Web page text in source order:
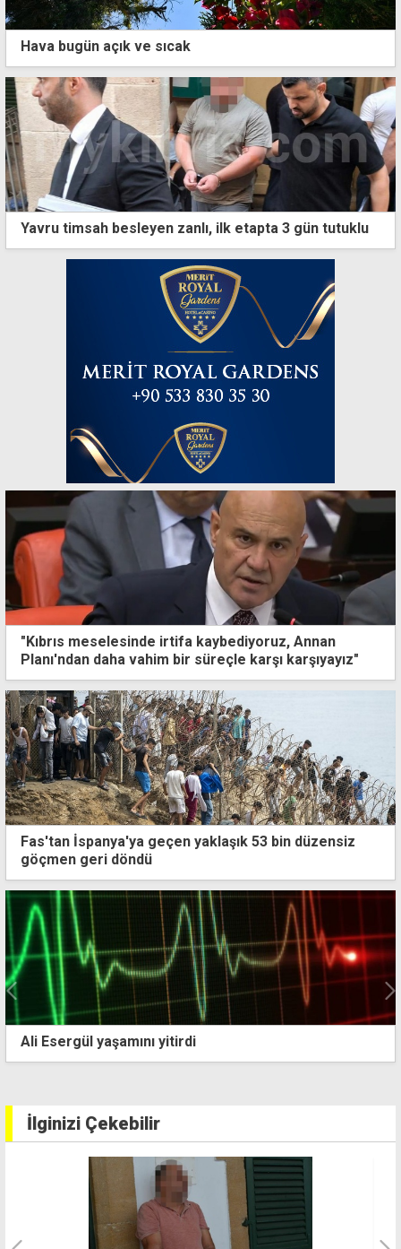
Hava bugün açık ve sıcak
Yavru timsah besleyen zanlı, ilk etapta 3 gün tutuklu
"Kıbrıs meselesinde irtifa kaybediyoruz, Annan
Planı'ndan daha vahim bir süreçle karşı karşıyayız"
Fas'tan İspanya'ya geçen yaklaşık 53 bin düzensiz
göçmen geri döndü
Türkiye'den Kıbrıs mesajı: AB tarafsızlığını 2004'te
kaybetti
İlginizi Çekebilir